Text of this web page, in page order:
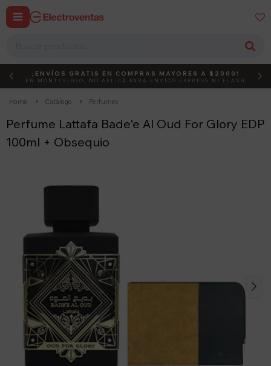
 
DEBUT ACTIVÁ EL CÓDIGO
¡ENVÍOS GRATIS EN COMPRAS MAYORES A $2000!
EN MONTEVIDEO, NO APLICA PARA ENVÍOS EXPRESS NI FLASH
Home Catálogo Perfumes
Perfume Lattafa Bade'e Al Oud For Glory EDP
100ml + Obsequio